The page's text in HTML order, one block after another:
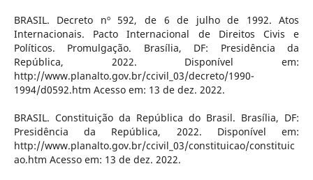
BRASIL. Decreto nº 592, de 6 de julho de 1992. Atos
Internacionais. Pacto Internacional de Direitos Civis e
Políticos. Promulgação. Brasília, DF: Presidência da
República, 2022. Disponível em:
http://www.planalto.gov.br/ccivil_03/decreto/1990-
1994/d0592.htm Acesso em: 13 de dez. 2022.
BRASIL. Constituição da República do Brasil. Brasília, DF:
Presidência da República, 2022. Disponível em:
http://www.planalto.gov.br/ccivil_03/constituicao/constituic
ao.htm Acesso em: 13 de dez. 2022.